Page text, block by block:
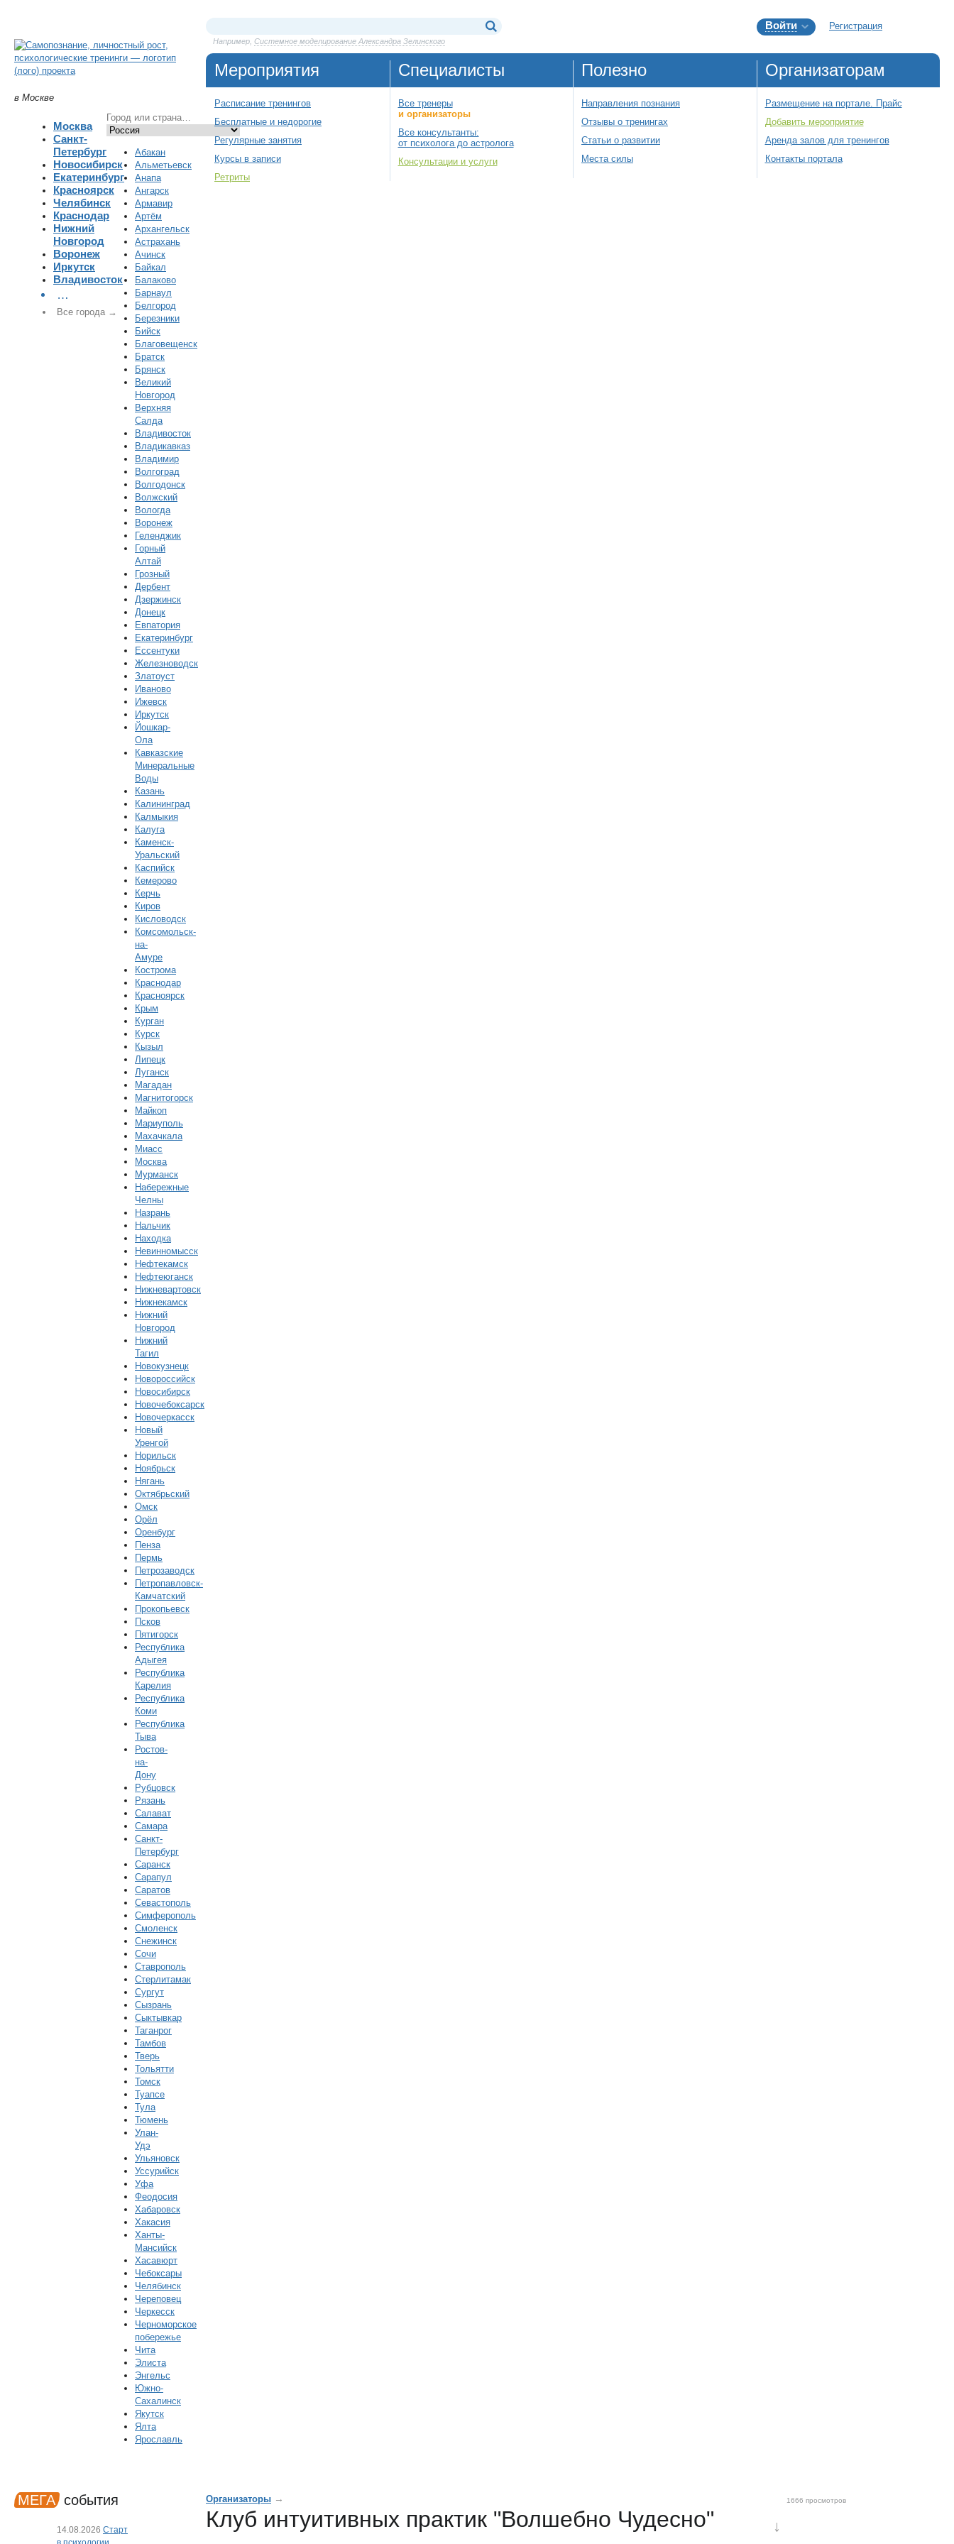
в Москве
Москва
Санкт-
Петербург
Новосибирск
Екатеринбург
Красноярск
Челябинск
Краснодар
Нижний
Новгород
Воронеж
Иркутск
Владивосток
…
Все города →
Абакан
Альметьевск
Анапа
Ангарск
Армавир
Артём
Архангельск
Астрахань
Ачинск
Байкал
Балаково
Барнаул
Белгород
Березники
Бийск
Благовещенск
Братск
Брянск
Великий
Новгород
Верхняя
Салда
Владивосток
Владикавказ
Владимир
Волгоград
Волгодонск
Волжский
Вологда
Воронеж
Геленджик
Горный
Алтай
Грозный
Дербент
Дзержинск
Донецк
Евпатория
Екатеринбург
Ессентуки
Железноводск
Златоуст
Иваново
Ижевск
Иркутск
Йошкар-
Ола
Кавказские
Минеральные
Воды
Казань
Калининград
Калмыкия
Калуга
Каменск-
Уральский
Каспийск
Кемерово
Керчь
Киров
Кисловодск
Комсомольск-
на-
Амуре
Кострома
Краснодар
Красноярск
Крым
Курган
Курск
Кызыл
Липецк
Луганск
Магадан
Магнитогорск
Майкоп
Мариуполь
Махачкала
Миасс
Москва
Мурманск
Набережные
Челны
Назрань
Нальчик
Находка
Невинномысск
Нефтекамск
Нефтеюганск
Нижневартовск
Нижнекамск
Нижний
Новгород
Нижний
Тагил
Новокузнецк
Новороссийск
Новосибирск
Новочебоксарск
Новочеркасск
Новый
Уренгой
Норильск
Ноябрьск
Нягань
Октябрьский
Омск
Орёл
Оренбург
Пенза
Пермь
Петрозаводск
Петропавловск-
Камчатский
Прокопьевск
Псков
Пятигорск
Республика
Адыгея
Республика
Карелия
Республика
Коми
Республика
Тыва
Ростов-
на-
Дону
Рубцовск
Рязань
Салават
Самара
Санкт-
Петербург
Саранск
Сарапул
Саратов
Севастополь
Симферополь
Смоленск
Снежинск
Сочи
Ставрополь
Стерлитамак
Сургут
Сызрань
Сыктывкар
Таганрог
Тамбов
Тверь
Тольятти
Томск
Туапсе
Тула
Тюмень
Улан-
Удэ
Ульяновск
Уссурийск
Уфа
Феодосия
Хабаровск
Хакасия
Ханты-
Мансийск
Хасавюрт
Чебоксары
Челябинск
Череповец
Черкесск
Черноморское
побережье
Чита
Элиста
Энгельс
Южно-
Сахалинск
Якутск
Ялта
Ярославль
Например, Системное моделирование Александра Зелинского
Войти Регистрация
Мероприятия
Расписание тренингов
Бесплатные и недорогие
Регулярные занятия
Курсы в записи
Ретриты
Специалисты
Все тренеры
и организаторы
Все консультанты:
от психолога до астролога
Консультации и услуги
Полезно
Направления познания
Отзывы о тренингах
Статьи о развитии
Места силы
Организаторам
Размещение на портале. Прайс
Добавить мероприятие
Аренда залов для тренингов
Контакты портала
↓
Организаторы →
Клуб интуитивных практик "Волшебно Чудесно"
1666 просмотров
МЕГА события
14.08.2026 Старт